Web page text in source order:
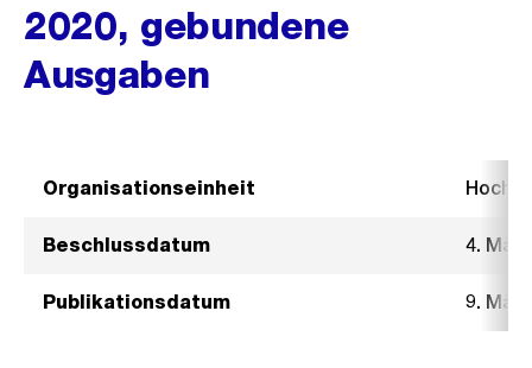
2020, gebundene
Ausgaben
Organisationseinheit
Beschlussdatum 4.
Publikationsdatum 9.